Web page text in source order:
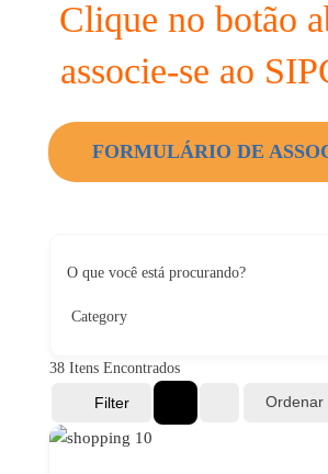
Clique no botão
associe-se ao
FORMULÁRIO DE
O que você está procurando?
38 Itens Encontrados
Filter Ordenar